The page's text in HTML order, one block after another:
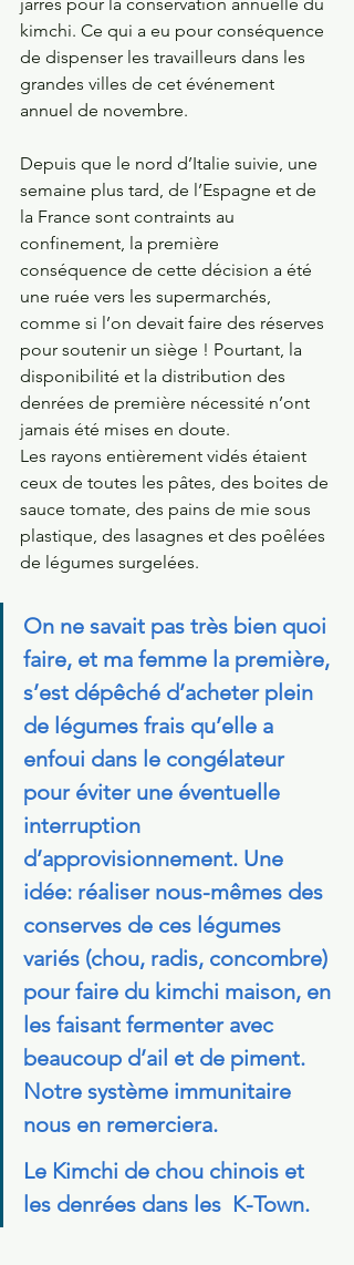
kimchi. Ce qui a eu pour conséquence
de dispenser les travailleurs dans les
grandes villes de cet événement
annuel de novembre.
Depuis que le nord d’Italie suivie, une
semaine plus tard, de l’Espagne et de
la France sont contraints au
confinement, la première
conséquence de cette décision a été
une ruée vers les supermarchés,
comme si l’on devait faire des réserves
pour soutenir un siège ! Pourtant, la
disponibilité et la distribution des
denrées de première nécessité n’ont
jamais été mises en doute.
Les rayons entièrement vidés étaient
ceux de toutes les pâtes, des boites de
sauce tomate, des pains de mie sous
plastique, des lasagnes et des poêlées
de légumes surgelées.
On ne savait pas très bien quoi
faire, et ma femme la première,
s’est dépêché d’acheter plein
de légumes frais qu’elle a
enfoui dans le congélateur
pour éviter une éventuelle
interruption
d’approvisionnement. Une
idée: réaliser nous-mêmes des
conserves de ces légumes
variés (chou, radis, concombre)
pour faire du kimchi maison, en
les faisant fermenter avec
beaucoup d’ail et de piment.
Notre système immunitaire
nous en remerciera.
Le Kimchi de chou chinois et
les denrées dans les  K-Town.